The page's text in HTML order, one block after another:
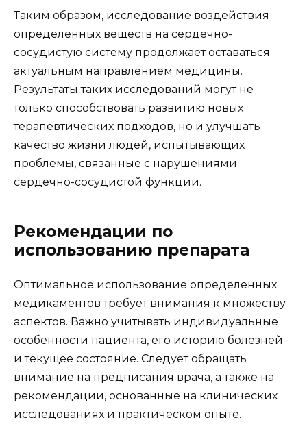
Таким образом, исследование воздействия
определенных веществ на сердечно-
сосудистую систему продолжает оставаться
актуальным направлением медицины.
Результаты таких исследований могут не
только способствовать развитию новых
терапевтических подходов, но и улучшать
качество жизни людей, испытывающих
проблемы, связанные с нарушениями
сердечно-сосудистой функции.
Рекомендации по
использованию препарата
Оптимальное использование определенных
медикаментов требует внимания к множеству
аспектов. Важно учитывать индивидуальные
особенности пациента, его историю болезней
и текущее состояние. Следует обращать
внимание на предписания врача, а также на
рекомендации, основанные на клинических
исследованиях и практическом опыте.